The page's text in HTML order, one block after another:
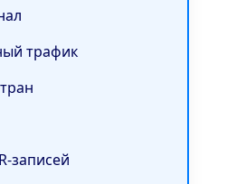
трафик
записей